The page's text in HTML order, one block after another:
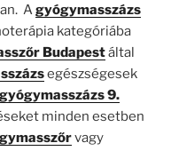
A gyógymasszázs
kategóriába
Budapestáltal
egészségesek
gyógymasszázs 9.
minden esetben
vagy